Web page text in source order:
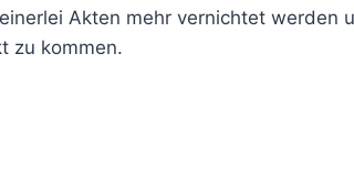
Akten mehr vernichtet werden
zu kommen.